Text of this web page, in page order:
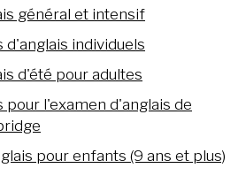
général et intensif
d'anglais individuels
d'été pour adultes
pour l'examen d'anglais de
pour enfants (9 ans et plus)